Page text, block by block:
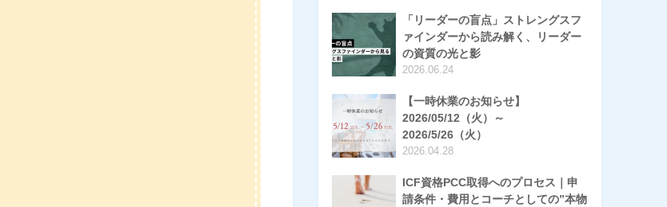
「リーダーの盲点」ストレングスフ
ァインダーから読み解く、リーダー
の資質の光と影
2026.06.24
【一時休業のお知らせ】
2026/05/12（火）～
2026/5/26（火）
2026.04.28
ICF資格PCC取得へのプロセス｜申
請条件・費用とコーチとしての”本物